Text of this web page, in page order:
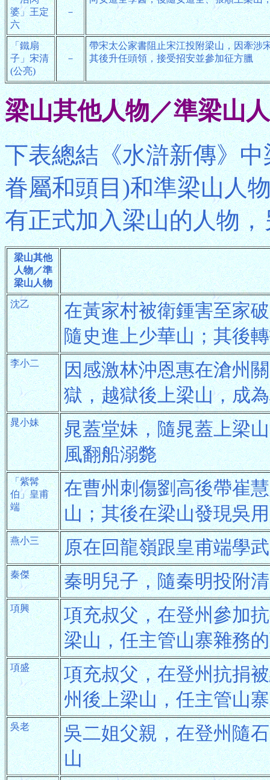
婆」王定
六
－
「鐵扇
子」宋清
(公亮)
－
帶宋太公家書阻止宋江投附梁山，因牽涉
其後升任頭領，接受招安並參加征方臘
梁山其他人物／準梁山
下表總結《水滸新傳》
眷屬和頭目)和準梁山人
有正式加入梁山的人物
梁山其他
人物／準
梁山人物
沈乙
在黃家村被衛鍾害至家
隨史進上少華山；其後
李小二
因感激林沖恩惠在滄州
獄，越獄後上梁山，成
晁小妹
晁蓋堂妹，隨晁蓋上梁
風翻船溺斃
「紫髯
伯」皇甫
端
在曹州刺傷劉高後帶崔
山；其後在梁山發現吳
燕小三 原在回龍嶺跟皇甫端學
秦傑 秦明兒子，隨秦明投附
項興
項充叔父，在登州參加
梁山，任主管山寨雜務
項盛
項充叔父，在登州抗捐
州後上梁山，任主管山
吳老
吳二姐父親，在登州隨
山